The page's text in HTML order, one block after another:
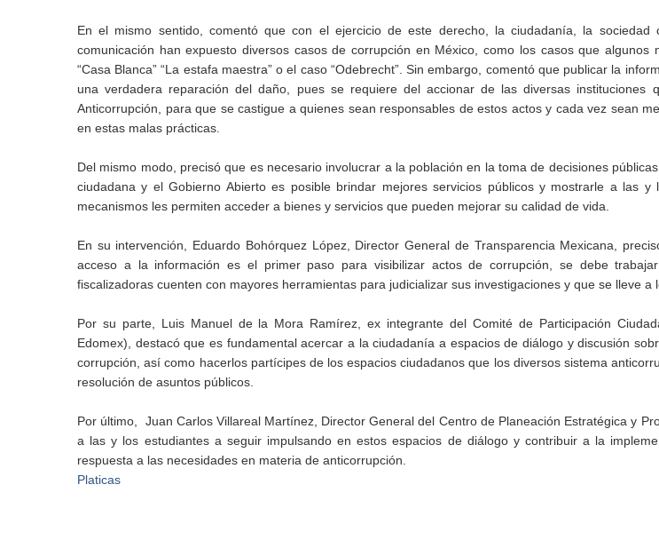
En el mismo sentido, comentó que con el ejercicio de este derecho, la ciudadanía, la sociedad
comunicación han expuesto diversos casos de corrupción en México, como los casos que algunos
“Casa Blanca” “La estafa maestra” o el caso “Odebrecht”. Sin embargo, comentó que publicar la
una verdadera reparación del daño, pues se requiere del accionar de las diversas instituciones
Anticorrupción, para que se castigue a quienes sean responsables de estos actos y cada vez sean
en estas malas prácticas.
Del mismo modo, precisó que es necesario involucrar a la población en la toma de decisiones
ciudadana y el Gobierno Abierto es posible brindar mejores servicios públicos y mostrarle a las y
mecanismos les permiten acceder a bienes y servicios que pueden mejorar su calidad de vida.
En su intervención, Eduardo Bohórquez López, Director General de Transparencia Mexicana,
acceso a la información es el primer paso para visibilizar actos de corrupción, se debe
fiscalizadoras cuenten con mayores herramientas para judicializar sus investigaciones y que se lleve a
Por su parte, Luis Manuel de la Mora Ramírez, ex integrante del Comité de Participación
Edomex), destacó que es fundamental acercar a la ciudadanía a espacios de diálogo y discusión
corrupción, así como hacerlos partícipes de los espacios ciudadanos que los diversos sistema
resolución de asuntos públicos.
Por último, Juan Carlos Villareal Martínez, Director General del Centro de Planeación Estratégica y
a las y los estudiantes a seguir impulsando en estos espacios de diálogo y contribuir a la
respuesta a las necesidades en materia de anticorrupción.
Platicas